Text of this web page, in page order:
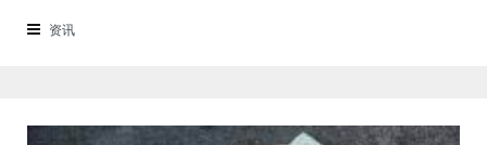
面上的一只酸奶牛加盟店也越来越多。那么，通常情况下，一只酸奶牛加盟
资讯